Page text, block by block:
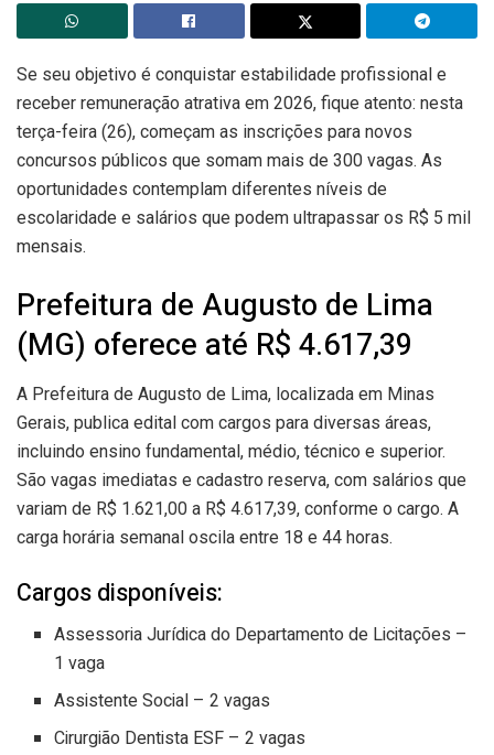
Se seu objetivo é conquistar estabilidade profissional e
receber remuneração atrativa em 2026, fique atento: nesta
terça-feira (26), começam as inscrições para novos
concursos públicos que somam mais de 300 vagas. As
oportunidades contemplam diferentes níveis de
escolaridade e salários que podem ultrapassar os R$ 5 mil
mensais.
Prefeitura de Augusto de Lima
(MG) oferece até R$ 4.617,39
A Prefeitura de Augusto de Lima, localizada em Minas
Gerais, publica edital com cargos para diversas áreas,
incluindo ensino fundamental, médio, técnico e superior.
São vagas imediatas e cadastro reserva, com salários que
variam de R$ 1.621,00 a R$ 4.617,39, conforme o cargo. A
carga horária semanal oscila entre 18 e 44 horas.
Cargos disponíveis:
Assessoria Jurídica do Departamento de Licitações –
1 vaga
Assistente Social – 2 vagas
Cirurgião Dentista ESF – 2 vagas